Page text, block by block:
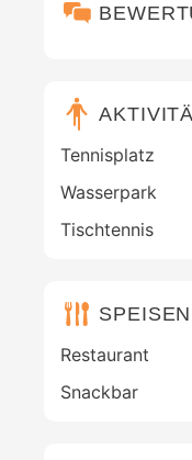
Tennisplatz
Wasserpark
Tischtennis
Restaurant
Snackbar